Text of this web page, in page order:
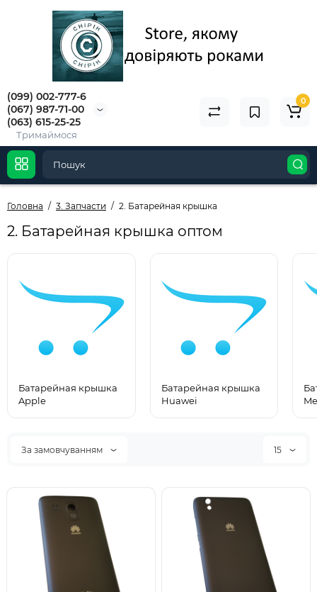
(099) 002-777-6
(067) 987-71-00
(063) 615-25-25
Тримаймося
0
Головна 3. Запчасти 2. Батарейная крышка
2. Батарейная крышка оптом
Батарейная крышка
Apple
Батарейная крышка
Huawei
За замовчуванням 15